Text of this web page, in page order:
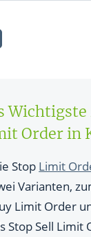
die Stop Limit
und Risiken
eine Stop Limit
die Stop Limit
Order in
Stop Limit
Varianten,
Limit Order
Stop Sell Limit